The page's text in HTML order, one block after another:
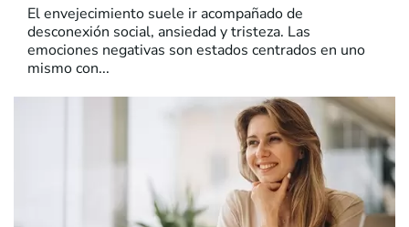
El envejecimiento suele ir acompañado de
desconexión social, ansiedad y tristeza. Las
emociones negativas son estados centrados en uno
mismo con...